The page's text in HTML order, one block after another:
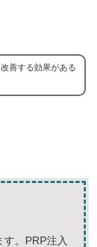
善する効果がある
す。PRP注入